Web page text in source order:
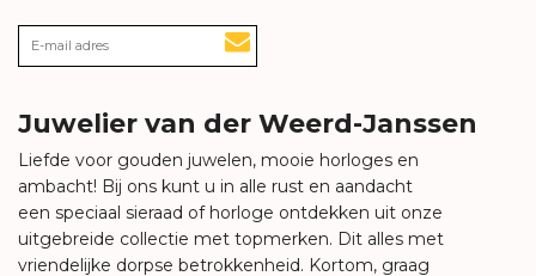
Juwelier van der Weerd-Janssen
Liefde voor gouden juwelen, mooie horloges en
ambacht! Bij ons kunt u in alle rust en aandacht
een speciaal sieraad of horloge ontdekken uit onze
uitgebreide collectie met topmerken. Dit alles met
vriendelijke dorpse betrokkenheid. Kortom, graag